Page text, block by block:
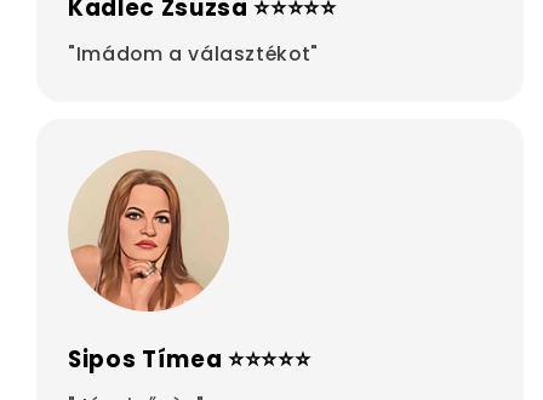
Kadlec Zsuzsa ⭐⭐⭐⭐⭐
"Imádom a választékot"
Sipos Tímea ⭐⭐⭐⭐⭐